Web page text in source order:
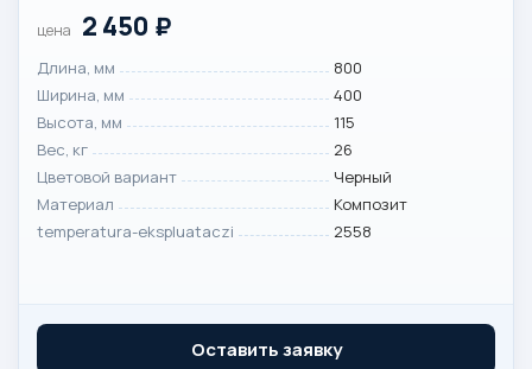
цена 2 450 ₽
Длина, мм
800
Ширина, мм
400
Высота, мм
115
Вес, кг
26
Цветовой вариант
Черный
Материал
Композит
temperatura-ekspluataczi
2558
Оставить заявку